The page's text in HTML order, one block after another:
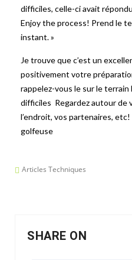
difficiles, celle-ci avait
Enjoy the process! Prend le
instant. »
Je trouve que c’est un
positivement votre
rappelez-vous le sur le terrain
difficiles Regardez autour de
l’endroit, vos partenaires,
golfeuse
Articles Techniques
SHARE ON